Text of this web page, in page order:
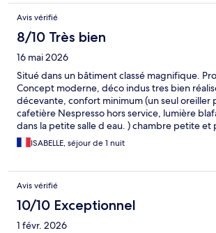
Avis vérifié
8/10 Très bien
16 mai 2026
Situé dans un bâtiment classé magnifique.
Concept moderne, déco indus tres bien
décevante, confort minimum (un seul oreiller
cafetière Nespresso hors service, lumière
dans la petite salle d eau. ) chambre petite et
sans charme. Petit déjeuner complet mais peu
servir et apprécier. Expérience mitigée vu le
ISABELLE, séjour de 1 nuit
Avis vérifié
10/10 Exceptionnel
1 févr. 2026